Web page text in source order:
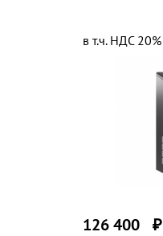
126 400 ₽
в т.ч. НДС 20%